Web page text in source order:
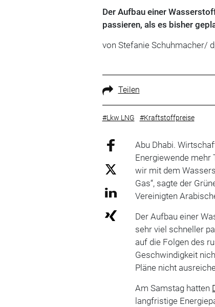
Der Aufbau einer
passieren, als es bisher
von Stefanie Schuhmacher/
Teilen
#Lkw LNG #Kraftstoffpreise
Abu Dhabi.
Energiewende
wir mit dem
Gas“, sagte der
Vereinigten
Der Aufbau einer
sehr viel schneller
auf die Folgen des
Geschwindigkeit
Pläne nicht
Am Samstag hatten
langfristige